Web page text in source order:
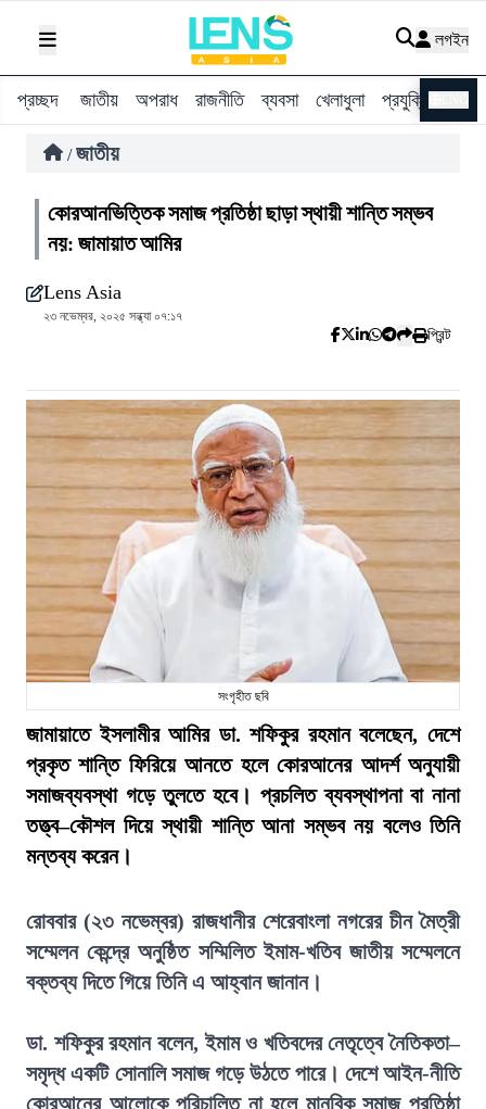
লগইন
প্রচ্ছদ জাতীয় অপরাধ রাজনীতি ব্যবসা খেলাধুলা প্রযুক্তি
/ জাতীয়
কোরআনভিত্তিক সমাজ প্রতিষ্ঠা ছাড়া স্থায়ী শান্তি সম্ভব
নয়: জামায়াত আমির
Lens Asia
২৩ নভেম্বর, ২০২৫ সন্ধ্যা ০৭:১৭
প্রিন্ট
সংগৃহীত ছবি
জামায়াতে ইসলামীর আমির ডা. শফিকুর রহমান বলেছেন, দেশে
প্রকৃত শান্তি ফিরিয়ে আনতে হলে কোরআনের আদর্শ অনুযায়ী
সমাজব্যবস্থা গড়ে তুলতে হবে। প্রচলিত ব্যবস্থাপনা বা নানা
তত্ত্ব–কৌশল দিয়ে স্থায়ী শান্তি আনা সম্ভব নয় বলেও তিনি
মন্তব্য করেন।
রোববার (২৩ নভেম্বর) রাজধানীর শেরেবাংলা নগরের চীন মৈত্রী
সম্মেলন কেন্দ্রে অনুষ্ঠিত সম্মিলিত ইমাম-খতিব জাতীয় সম্মেলনে
বক্তব্য দিতে গিয়ে তিনি এ আহ্বান জানান।
ডা. শফিকুর রহমান বলেন, ইমাম ও খতিবদের নেতৃত্বে নৈতিকতা–
সমৃদ্ধ একটি সোনালি সমাজ গড়ে উঠতে পারে। দেশে আইন-নীতি
কোরআনের আলোকে পরিচালিত না হলে মানবিক সমাজ প্রতিষ্ঠা